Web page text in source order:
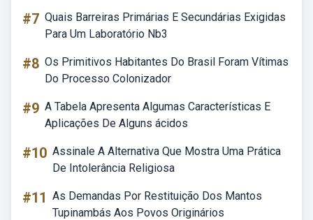
#7 Quais Barreiras Primárias E Secundárias Exigidas
Para Um Laboratório Nb3
#8 Os Primitivos Habitantes Do Brasil Foram Vítimas
Do Processo Colonizador
#9 A Tabela Apresenta Algumas Características E
Aplicações De Alguns ácidos
#10 Assinale A Alternativa Que Mostra Uma Prática
De Intolerância Religiosa
#11 As Demandas Por Restituição Dos Mantos
Tupinambás Aos Povos Originários